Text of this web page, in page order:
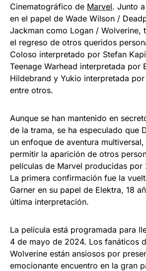
Cinematográfico de Marvel. Junto
en el papel de Wade Wilson /
Jackman como Logan / Wolverine,
el regreso de otros queridos
Coloso interpretado por Stefan
Teenage Warhead interpretada por
Hildebrand y Yukio interpretada por
entre otros.
Aunque se han mantenido en
de la trama, se ha especulado que
un enfoque de aventura
permitir la aparición de otros
películas de Marvel producidas por
La primera confirmación fue la
Garner en su papel de Elektra, 18
última interpretación.
La película está programada para
4 de mayo de 2024. Los fanáticos
Wolverine están ansiosos por
emocionante encuentro en la gran